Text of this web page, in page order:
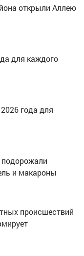
открыли Аллею
для каждого
года для
подорожали
и макароны
происшествий